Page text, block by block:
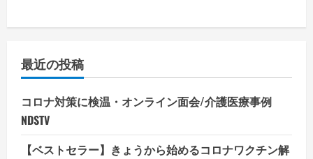
最近の投稿
コロナ対策に検温・オンライン面会/介護医療事例
NDSTV
【ベストセラー】きょうから始めるコロナワクチン解